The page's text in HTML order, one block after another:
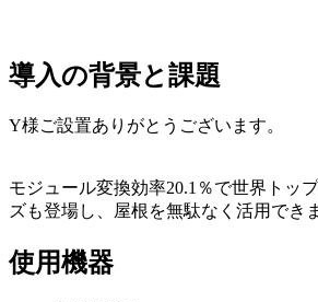
導入の背景と課題
Y様ご設置ありがとうございます。
モジュール変換効率20.1％で世界トッ
ズも登場し、屋根を無駄なく活用でき
使用機器